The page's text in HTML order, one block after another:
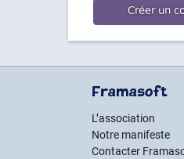
Créer un
Framasoft
L’association
Notre manifeste
Contacter